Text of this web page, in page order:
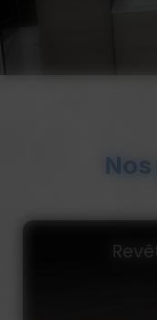
Création